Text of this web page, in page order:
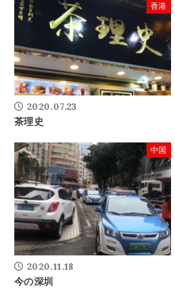
香港
2020.07.23
茶理史
中国
2020.11.18
今の深圳